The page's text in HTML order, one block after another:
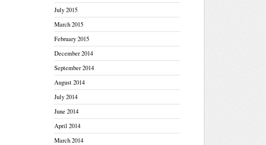
July 2015
March 2015
February 2015
December 2014
September 2014
August 2014
July 2014
June 2014
April 2014
March 2014